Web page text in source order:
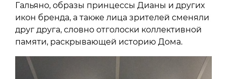
Гальяно, образы принцессы Дианы и других
икон бренда, а также лица зрителей сменяли
друг друга, словно отголоски коллективной
памяти, раскрывающей историю Дома.